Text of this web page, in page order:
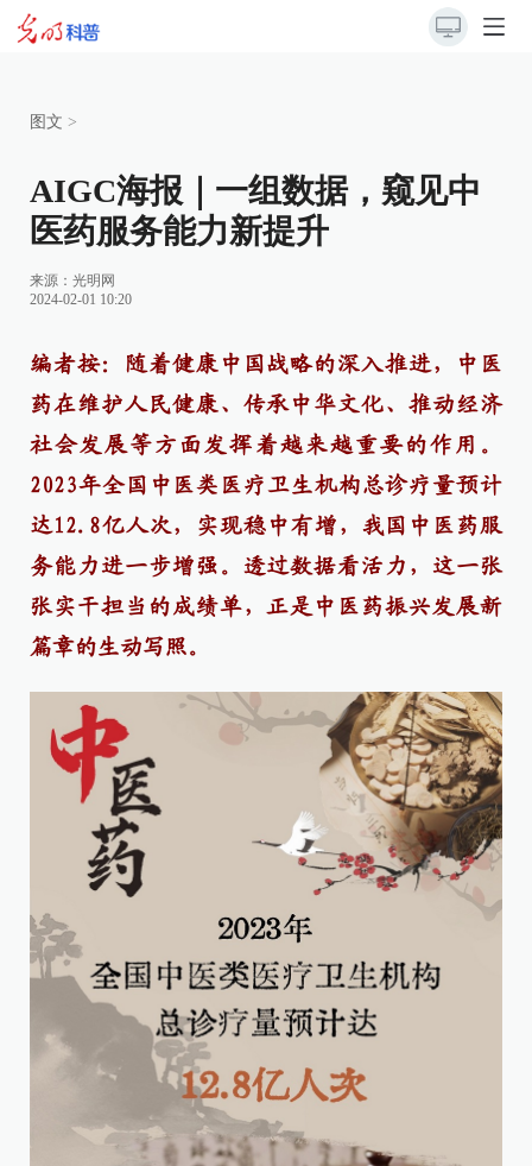
图文 >
AIGC海报｜一组数据，窥见中
医药服务能力新提升
来源： 光明网
2024-02-01 10:20
编者按：随着健康中国战略的深入推进，中医
药在维护人民健康、传承中华文化、推动经济
社会发展等方面发挥着越来越重要的作用。
2023年全国中医类医疗卫生机构总诊疗量预计
达12.8亿人次，实现稳中有增，我国中医药服
务能力进一步增强。透过数据看活力，这一张
张实干担当的成绩单，正是中医药振兴发展新
篇章的生动写照。